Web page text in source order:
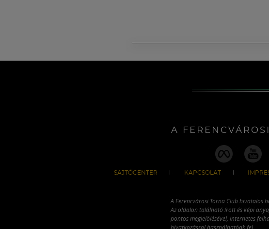
A
SAJTÓCENTER KAPCSOLAT
A Ferencvárosi Torna Club hivatalos
Az oldalon található írott és képi
pontos megjelölésével, internetes
hivatkozással használhatóak fel.